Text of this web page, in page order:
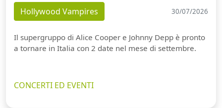
Hollywood Vampires 30/07/2026
Il supergruppo di Alice Cooper e Johnny Depp è pronto
a tornare in Italia con 2 date nel mese di settembre.
CONCERTI ED EVENTI